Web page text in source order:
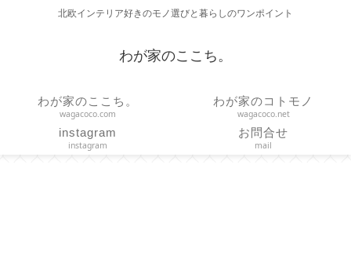
北欧インテリア好きのモノ選びと暮らしのワンポイント
わが家のここち。
わが家のここち。
wagacoco.com
わが家のコトモノ
wagacoco.net
instagram
instagram
お問合せ
mail